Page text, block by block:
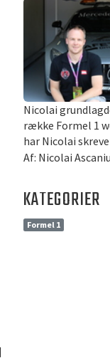
Nicolai
række Formel 1
har Nicolai
Af: Nicolai
KATEGORIER
Formel 1